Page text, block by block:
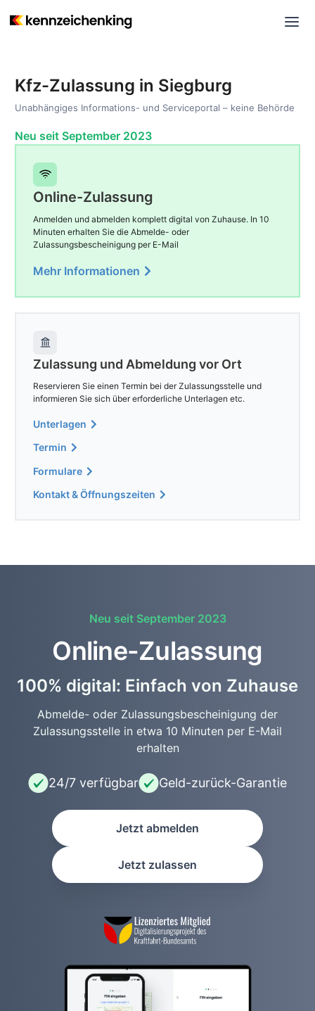
Kfz-Zulassung in Siegburg
Unabhängiges Informations- und Serviceportal – keine Behörde
Neu seit September 2023
Online-Zulassung
Anmelden und abmelden komplett digital von Zuhause. In 10
Minuten erhalten Sie die Abmelde- oder
Zulassungsbescheinigung per E-Mail
Mehr Informationen
Zulassung und Abmeldung vor Ort
Reservieren Sie einen Termin bei der Zulassungsstelle und
informieren Sie sich über erforderliche Unterlagen etc.
Unterlagen
Termin
Formulare
Kontakt & Öffnungszeiten
Neu seit September 2023
Online-Zulassung
100% digital: Einfach von Zuhause
Abmelde- oder Zulassungsbescheinigung der
Zulassungsstelle in etwa 10 Minuten per E-Mail
erhalten
24/7 verfügbar Geld-zurück-Garantie
Jetzt abmelden
Jetzt zulassen